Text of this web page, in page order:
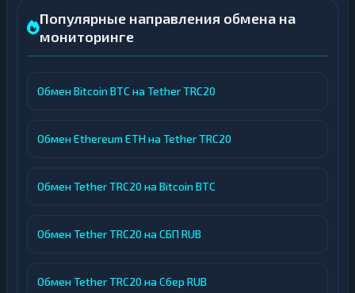
Популярные направления обмена на
мониторинге
Обмен Bitcoin BTC на Tether TRC20
Обмен Ethereum ETH на Tether TRC20
Обмен Tether TRC20 на Bitcoin BTC
Обмен Tether TRC20 на СБП RUB
Обмен Tether TRC20 на Сбер RUB